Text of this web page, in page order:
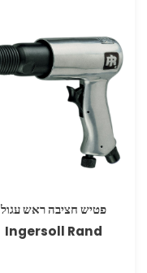
פטיש חציבה ראש עגול
Ingersoll Rand